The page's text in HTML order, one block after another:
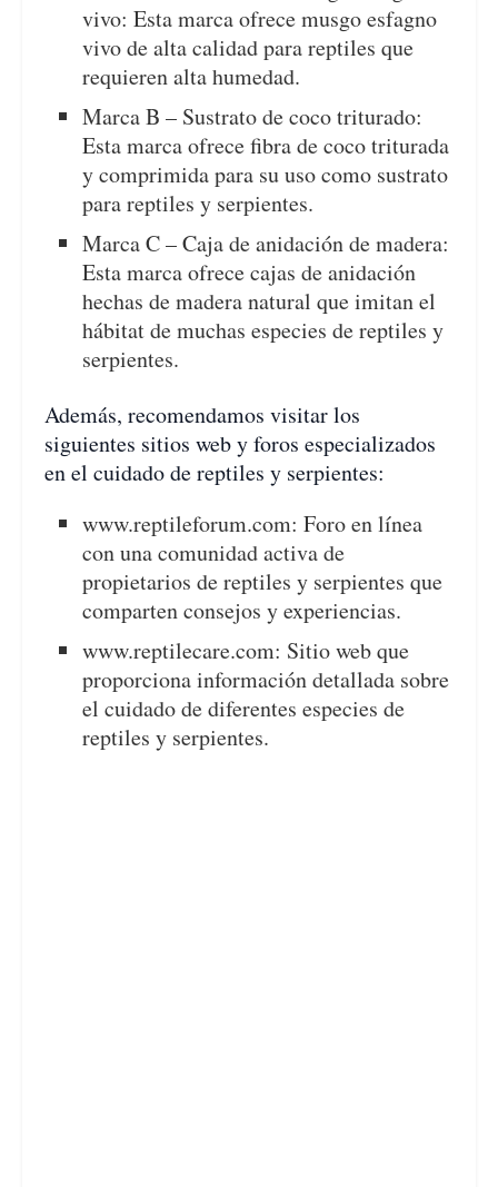
vivo: Esta marca ofrece musgo esfagno
vivo de alta calidad para reptiles que
requieren alta humedad.
Marca B – Sustrato de coco triturado:
Esta marca ofrece fibra de coco triturada
y comprimida para su uso como sustrato
para reptiles y serpientes.
Marca C – Caja de anidación de madera:
Esta marca ofrece cajas de anidación
hechas de madera natural que imitan el
hábitat de muchas especies de reptiles y
serpientes.
Además, recomendamos visitar los
siguientes sitios web y foros especializados
en el cuidado de reptiles y serpientes:
www.reptileforum.com: Foro en línea
con una comunidad activa de
propietarios de reptiles y serpientes que
comparten consejos y experiencias.
www.reptilecare.com: Sitio web que
proporciona información detallada sobre
el cuidado de diferentes especies de
reptiles y serpientes.